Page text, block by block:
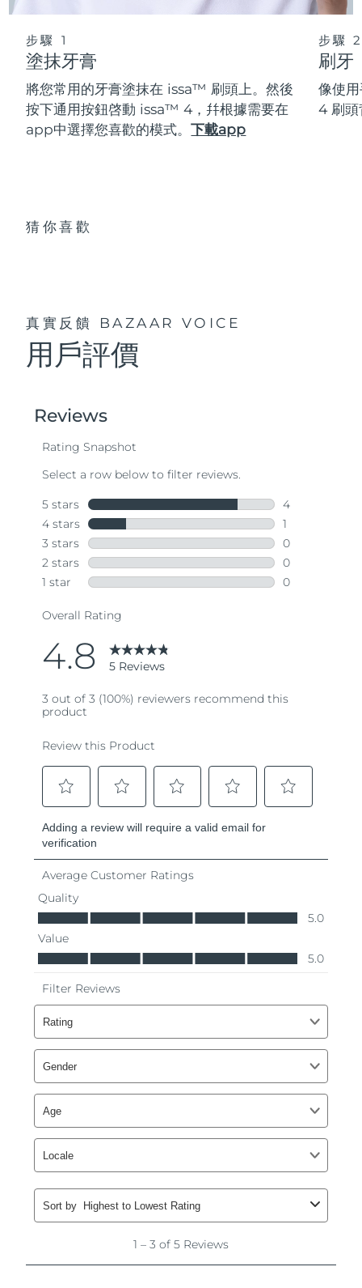
步驟 1
塗抹牙膏
將您常用的牙膏塗抹在 issa™ 刷頭上。然後
按下通用按鈕啓動 issa™ 4，幷根據需要在
app中選擇您喜歡的模式。下載app
步驟
刷牙
像使
4 刷頭
猜你喜歡
真實反饋 BAZAAR VOICE
用戶評價